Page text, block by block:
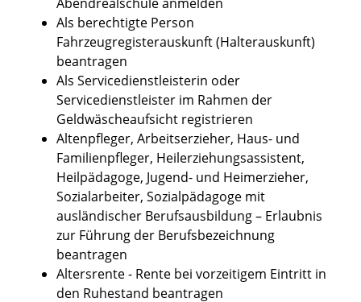
Als berechtigte Person
Fahrzeugregisterauskunft (Halterauskunft)
beantragen
Als Servicedienstleisterin oder
Servicedienstleister im Rahmen der
Geldwäscheaufsicht registrieren
Altenpfleger, Arbeitserzieher, Haus- und
Familienpfleger, Heilerziehungsassistent,
Heilpädagoge, Jugend- und Heimerzieher,
Sozialarbeiter, Sozialpädagoge mit
ausländischer Berufsausbildung – Erlaubnis
zur Führung der Berufsbezeichnung
beantragen
Altersrente - Rente bei vorzeitigem Eintritt in
den Ruhestand beantragen